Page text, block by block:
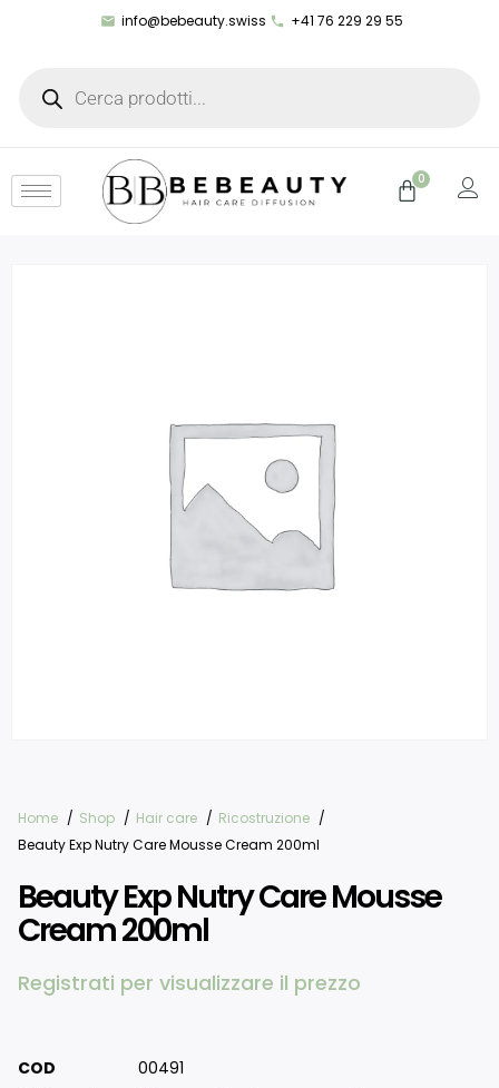
info@bebeauty.swiss +41 76 229 29 55
0
Home Shop Hair care
Ricostruzione
Beauty Exp Nutry Care Mousse Cream 200ml
Beauty Exp Nutry Care Mousse
Cream 200ml
Registrati per visualizzare il prezzo
COD
00491